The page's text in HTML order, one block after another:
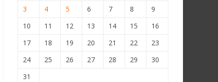
3
4 5 6 7 8
9
10
11 12 13 14 15
16
17
18 19 20 21 22
23
24
25 26 27 28 29
30
31